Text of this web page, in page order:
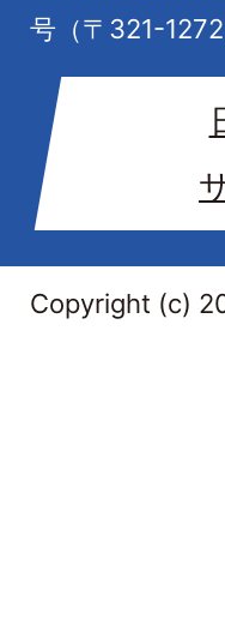
号（〒321-
Copyright (c)